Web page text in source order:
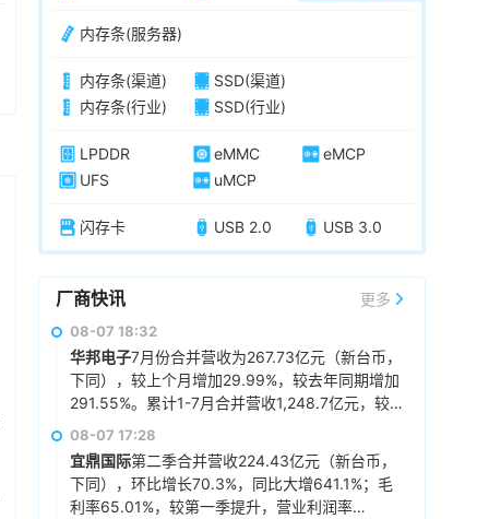
内存条(服务器)
内存条(渠道)
SSD(渠道)
内存条(行业)
SSD(行业)
LPDDR eMMC
eMCP
UFS
uMCP
闪存卡 USB 2.0 USB 3.0
厂商快讯 更多
08-07 18:32
华邦电子7月份合并营收为267.73亿元（新台币，
下同），较上个月增加29.99%，较去年同期增加
291.55%。累计1-7月合并营收1,248.7亿元，较
去年同期增加160.97%。
08-07 17:28
宜鼎国际第二季合并营收224.43亿元（新台币，
下同），环比增长70.3%，同比大增641.1%；毛
利率65.01%，较第一季提升，营业利润率